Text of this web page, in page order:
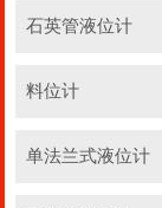
石英管液位计
料位计
单法兰式液位计